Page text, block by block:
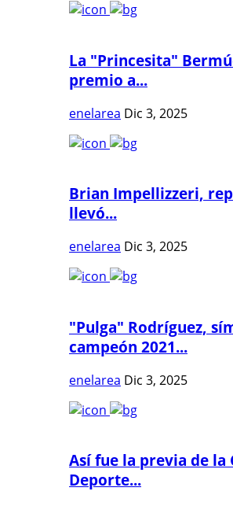
La "Princesita"
premio a...
enelarea Dic 3, 2025
Brian Impellizzeri,
llevó...
enelarea Dic 3, 2025
"Pulga" Rodríguez,
campeón 2021...
enelarea Dic 3, 2025
Así fue la previa de la
Deporte...